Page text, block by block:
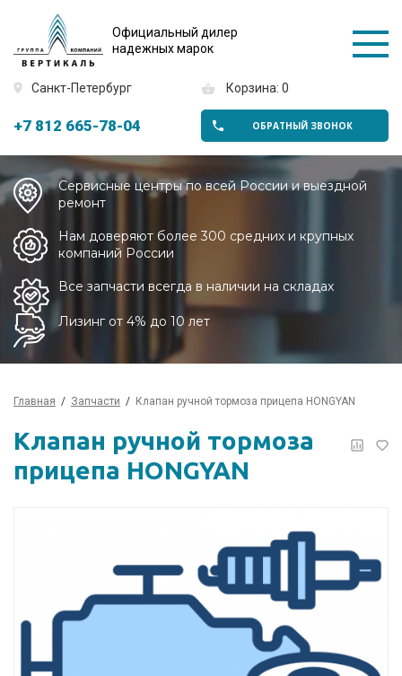
Официальный дилер
надежных марок
Санкт-Петербург Корзина: 0
+7 812 665-78-04 ОБРАТНЫЙ ЗВОНОК
Сервисные центры по всей России и выездной
ремонт
Нам доверяют более 300 средних и крупных
компаний России
Все запчасти всегда в наличии на складах
Лизинг от 4% до 10 лет
Главная Запчасти Клапан ручной тормоза прицепа HONGYAN
Клапан ручной тормоза
прицепа HONGYAN